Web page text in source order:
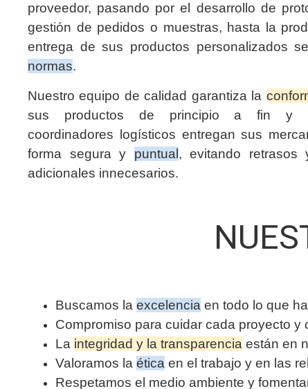
proveedor, pasando por el desarrollo de
gestión de pedidos o muestras, hasta la
entrega de sus productos personalizados
normas.
Nuestro equipo de calidad garantiza la
sus productos de principio a fin y
coordinadores logísticos entregan sus
forma segura y puntual, evitando retrasos
adicionales innecesarios.
Buscamos la excelencia en todo lo que
Compromiso para cuidar cada proyecto y
La integridad y la transparencia están en
Valoramos la ética en el trabajo y en las
Respetamos el medio ambiente y